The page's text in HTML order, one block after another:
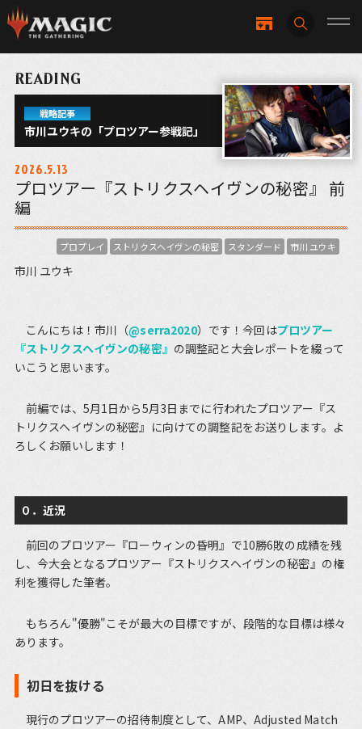
READING
戦略記事
市川ユウキの「プロツアー参戦記」
2026.5.13
プロツアー『ストリクスヘイヴンの秘密』 前
編
プロプレイ ストリクスヘイヴンの秘密 スタンダード 市川 ユウキ
市川 ユウキ
こんにちは！市川（@serra2020）です！今回はプロツアー
『ストリクスヘイヴンの秘密』 の調整記と大会レポートを綴って
いこうと思います。
前編では、5月1日から5月3日までに行われたプロツアー『ス
トリクスヘイヴンの秘密』に向けての調整記をお送りします。よ
ろしくお願いします！
０．近況
前回のプロツアー『ローウィンの昏明』で10勝6敗の成績を残
し、今大会となるプロツアー『ストリクスヘイヴンの秘密』の権
利を獲得した筆者。
もちろん"優勝"こそが最大の目標ですが、段階的な目標は様々
あります。
初日を抜ける
現行のプロツアーの招待制度として、AMP、Adjusted Match